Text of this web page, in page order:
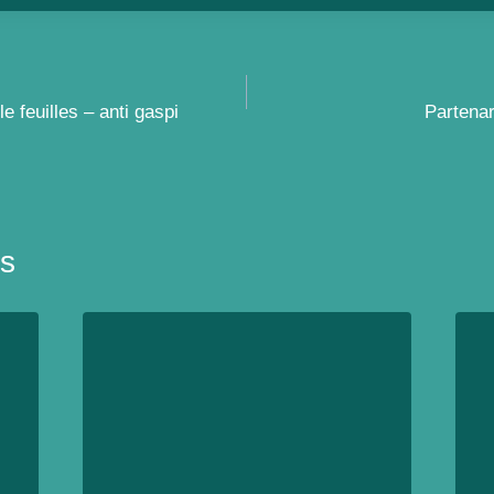
feuilles – anti gaspi